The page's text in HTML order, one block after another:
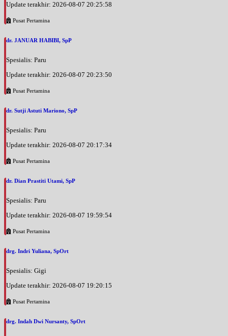
Update terakhir: 2026-08-07 20:25:58
Pusat Pertamina
dr. JANUAR HABIBI, SpP
Spesialis: Paru
Update terakhir: 2026-08-07 20:23:50
Pusat Pertamina
dr. Sutji Astuti Mariono, SpP
Spesialis: Paru
Update terakhir: 2026-08-07 20:17:34
Pusat Pertamina
dr. Dian Prastiti Utami, SpP
Spesialis: Paru
Update terakhir: 2026-08-07 19:59:54
Pusat Pertamina
drg. Indri Yuliana, SpOrt
Spesialis: Gigi
Update terakhir: 2026-08-07 19:20:15
Pusat Pertamina
drg. Indah Dwi Nursanty, SpOrt